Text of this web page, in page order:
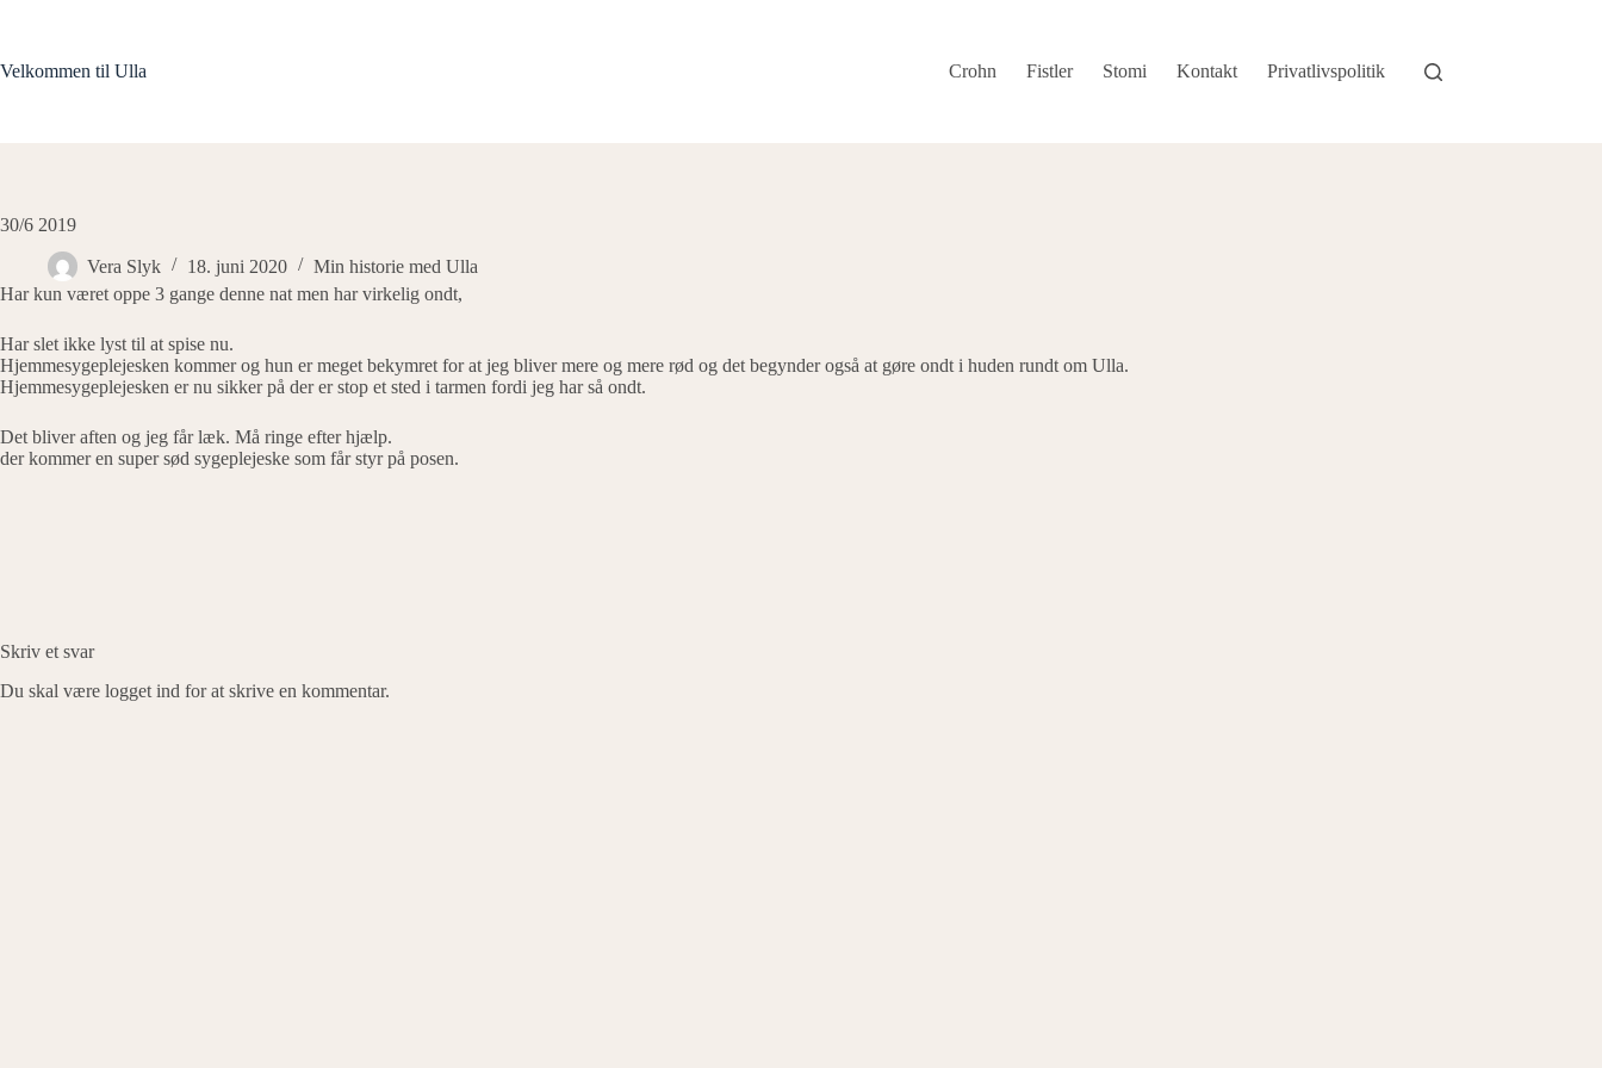
Velkommen til Ulla
Crohn Fistler Stomi Kontakt Privatlivspolitik
30/6 2019
Vera Slyk 18. juni 2020
Min historie med Ulla
Har kun været oppe 3 gange denne nat men har virkelig ondt,
Har slet ikke lyst til at spise nu.
Hjemmesygeplejesken kommer og hun er meget bekymret for at jeg bliver mere og mere rød og det begynder også at gøre ondt i huden rundt om Ulla.
Hjemmesygeplejesken er nu sikker på der er stop et sted i tarmen fordi jeg har så ondt.
Det bliver aften og jeg får læk. Må ringe efter hjælp.
der kommer en super sød sygeplejeske som får styr på posen.
Skriv et svar
Du skal være logget ind for at skrive en kommentar.